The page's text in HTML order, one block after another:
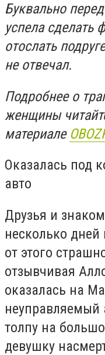
Буквально
успела сделать
отослать
не отвечал.
Подробнее о
женщины
материале
Оказалась под
авто
Друзья и
несколько дней
от этого
отзывчивая
оказалась на
неуправляемый
толпу на
девушку